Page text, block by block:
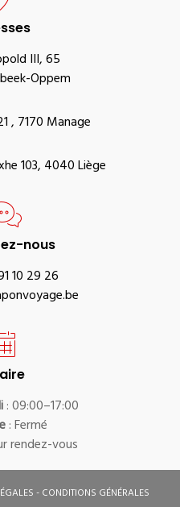
III, 65
Oppem
, 7170 Manage
103, 4040 Liège
nous
10 29 26
: 09:00–17:00
: Fermé
rendez-vous
-CONDITIONS GÉNÉRALES